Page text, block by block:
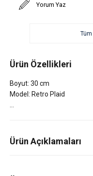
Yorum Yaz
Ürün Özellikleri
Boyut: 30 cm
Model: Retro Plaid
Ürün Açıklamaları